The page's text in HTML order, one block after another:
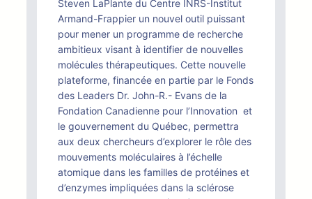
Steven LaPlante du Centre INRS-Institut
Armand-Frappier un nouvel outil puissant
pour mener un programme de recherche
ambitieux visant à identifier de nouvelles
molécules thérapeutiques. Cette nouvelle
plateforme, financée en partie par le Fonds
des Leaders Dr. John-R.- Evans de la
Fondation Canadienne pour l’Innovation et
le gouvernement du Québec, permettra
aux deux chercheurs d’explorer le rôle des
mouvements moléculaires à l’échelle
atomique dans les familles de protéines et
d’enzymes impliquées dans la sclérose